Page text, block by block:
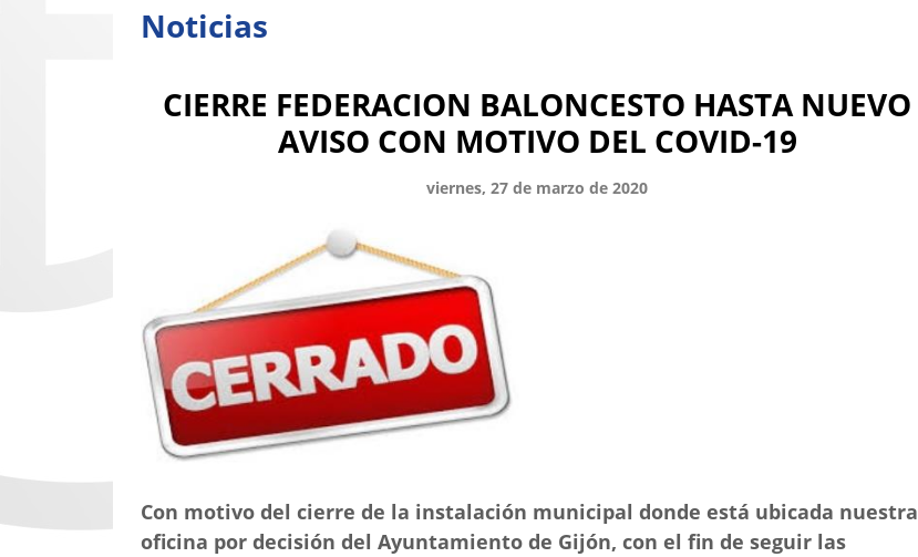
Noticias
CIERRE FEDERACION BALONCESTO HASTA NUEVO
AVISO CON MOTIVO DEL COVID-19
viernes, 27 de marzo de 2020
Con motivo del cierre de la instalación municipal donde está ubicada nuestra
oficina por decisión del Ayuntamiento de Gijón, con el fin de seguir las